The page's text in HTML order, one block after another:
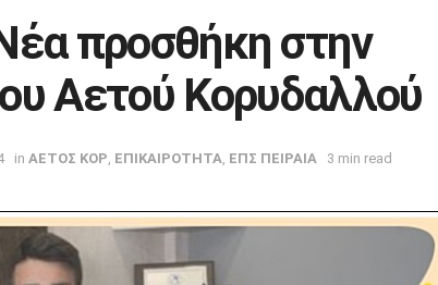
προσθήκη στην
Αετού Κορυδαλλού
in ΑΕΤΟΣ ΚΟΡ ΕΠΙΚΑΙΡΟΤΗΤΑ ΕΠΣ ΠΕΙΡΑΙΑ 3 min read